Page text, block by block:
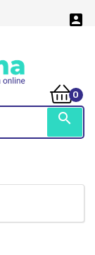

search
0